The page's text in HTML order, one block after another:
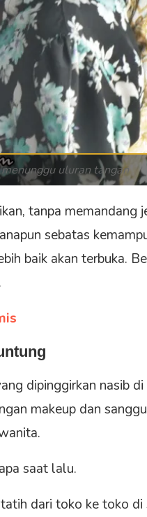
uluran tangan
tanpa memandang
sebatas
baik akan terbuka.
dipinggirkan nasib
makeup dan
saat lalu.
dari toko ke toko